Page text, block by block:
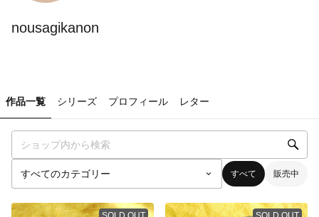
nousagikanon
作品一覧 シリーズ プロフィール レター
すべて 販売中